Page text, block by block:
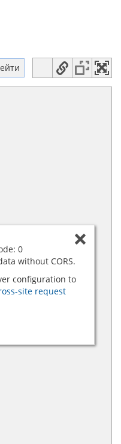
0
without CORS.
configuration to
site request